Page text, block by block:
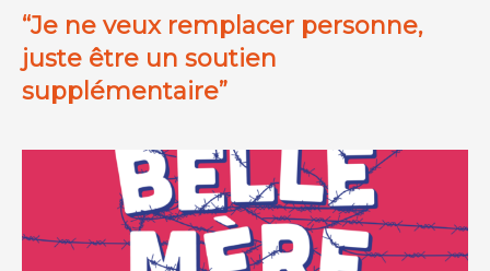
“Je ne veux remplacer personne,
juste être un soutien
supplémentaire”